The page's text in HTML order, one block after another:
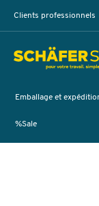
Clients professionnels
Emballage et
%Sale